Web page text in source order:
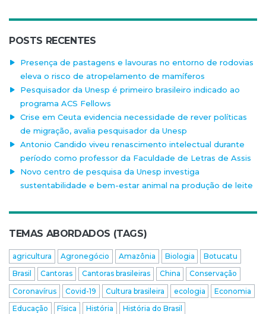
POSTS RECENTES
Presença de pastagens e lavouras no entorno de rodovias
eleva o risco de atropelamento de mamíferos
Pesquisador da Unesp é primeiro brasileiro indicado ao
programa ACS Fellows
Crise em Ceuta evidencia necessidade de rever políticas
de migração, avalia pesquisador da Unesp
Antonio Candido viveu renascimento intelectual durante
período como professor da Faculdade de Letras de Assis
Novo centro de pesquisa da Unesp investiga
sustentabilidade e bem-estar animal na produção de leite
TEMAS ABORDADOS (TAGS)
agricultura Agronegócio Amazônia Biologia
Botucatu
Brasil
Cantoras Cantoras brasileiras China
Conservação
Coronavírus
Covid-19 Cultura brasileira ecologia
Economia
Educação
Física História
História do Brasil